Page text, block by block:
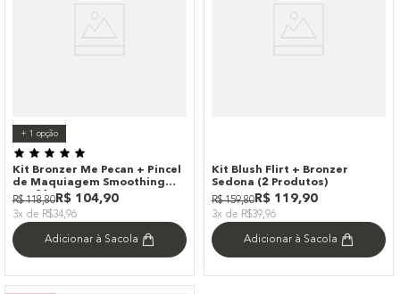
+ 1 opção
Kit Bronzer Me Pecan + Pincel
de Maquiagem Smoothing
Ocn21
R$ 118,80R$ 104,90
3x de R$34,96
Adicionar à Sacola
Kit Blush Flirt + Bronzer
Sedona (2 Produtos)
R$ 159,80R$ 119,90
3x de R$39,96
Adicionar à Sacola